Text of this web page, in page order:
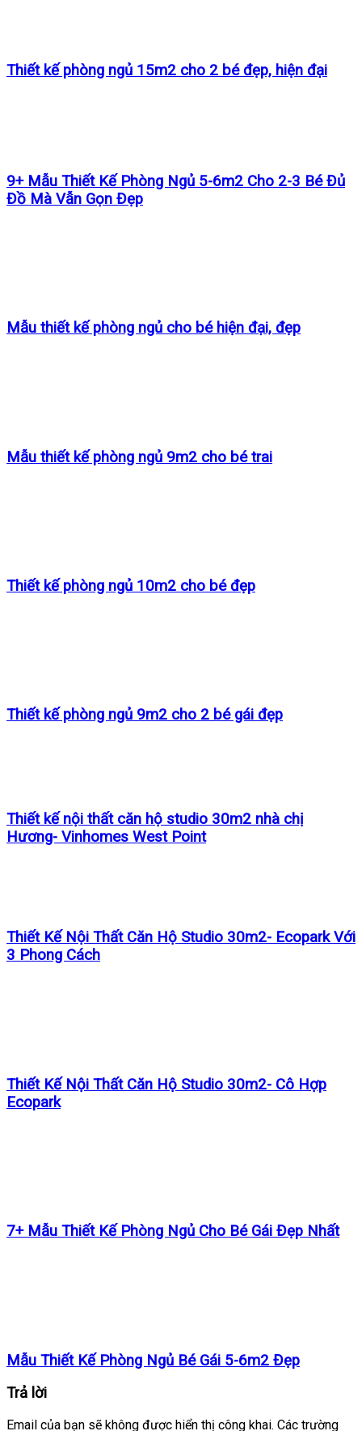
Thiết kế phòng ngủ 15m2 cho 2 bé đẹp, hiện đại
9+ Mẫu Thiết Kế Phòng Ngủ 5-6m2 Cho 2-3 Bé Đủ
Đồ Mà Vẫn Gọn Đẹp
Mẫu thiết kế phòng ngủ cho bé hiện đại, đẹp
Mẫu thiết kế phòng ngủ 9m2 cho bé trai
Thiết kế phòng ngủ 10m2 cho bé đẹp
Thiết kế phòng ngủ 9m2 cho 2 bé gái đẹp
Thiết kế nội thất căn hộ studio 30m2 nhà chị
Hương- Vinhomes West Point
Thiết Kế Nội Thất Căn Hộ Studio 30m2- Ecopark Với
3 Phong Cách
Thiết Kế Nội Thất Căn Hộ Studio 30m2- Cô Hợp
Ecopark
7+ Mẫu Thiết Kế Phòng Ngủ Cho Bé Gái Đẹp Nhất
Mẫu Thiết Kế Phòng Ngủ Bé Gái 5-6m2 Đẹp
Trả lời
Email của bạn sẽ không được hiển thị công khai. Các trường